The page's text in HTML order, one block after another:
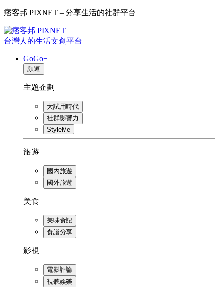
痞客邦 PIXNET – 分享生活的社群平台
台灣人的生活文創平台
GoGo+
頻道
主題企劃
大試用時代
社群影響力
StyleMe
旅遊
國內旅遊
國外旅遊
美食
美味食記
食譜分享
影視
電影評論
視聽娛樂